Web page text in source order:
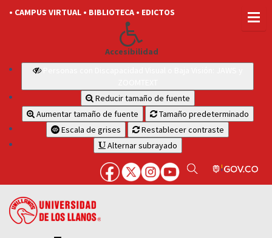
• CAMPUS VIRTUAL • BIBLIOTECA • EDICTOS
Accesibilidad
Reducir tamaño de fuente
Aumentar tamaño de fuente
Tamaño predeterminado
Escala de grises
Restablecer contraste
Alternar subrayado